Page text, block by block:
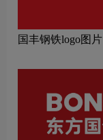
国丰钢铁logo图片